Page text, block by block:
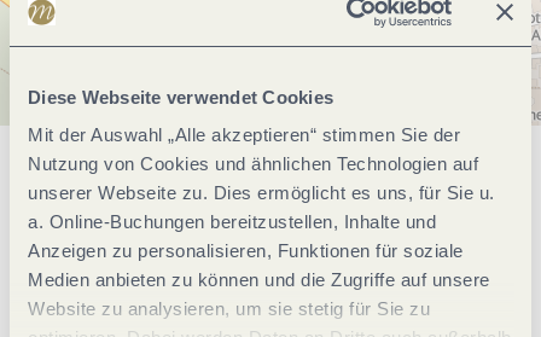
Diese Webseite verwendet Cookies
Mit der Auswahl „Alle akzeptieren“ stimmen Sie der
Nutzung von Cookies und ähnlichen Technologien auf
unserer Webseite zu. Dies ermöglicht es uns, für Sie u.
a. Online-Buchungen bereitzustellen, Inhalte und
Anzeigen zu personalisieren, Funktionen für soziale
Medien anbieten zu können und die Zugriffe auf unsere
Website zu analysieren, um sie stetig für Sie zu
Allgemeine Informationen
Einrichtungen Betrieb